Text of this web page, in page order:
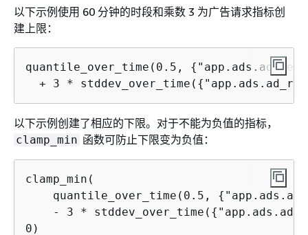
以下示例使用 60 分钟的时段和乘数 3 为广告请求指标创
建上限：
quantile_over_time(0.5, {
  + 3 * stddev_over_time(
{
以下示例创建了相应的下限。对于不能为负值的指标，
clamp_min 函数可防止下限变为负值：
clamp_min(
    quantile_over_time(0.5,
{
    - 3 * stddev_over_time(
{
0)